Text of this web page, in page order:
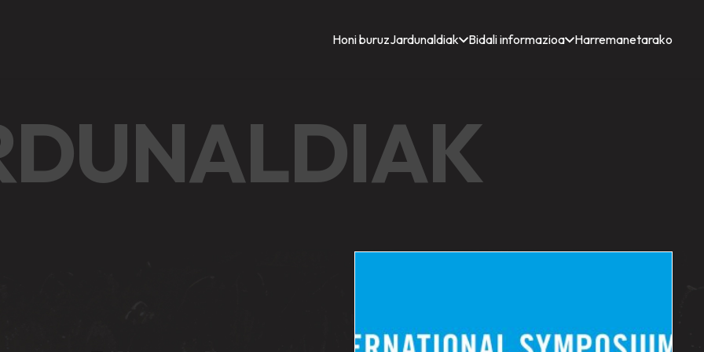
Honi buruzJardunaldiak Bidali informazioa Harremanetarako